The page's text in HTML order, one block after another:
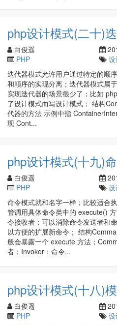
php设计模式(二十)
白俊遥
PHP
迭代器模式允许用户通过特定的顺
和顺序的实现分离；迭代器模式属
实现迭代器的场景很少了；比如
了设计模式而写设计模式； 结构
代器的方法 示例中指
现 Cont...
php设计模式(十九)
白俊遥
PHP
命令模式就和名字一样；比较适合
管调用具体命令类中的 execute()
令接收者；可以消除命令发送者和
以方便的扩展新命令； 结构
般会暴露一个 execute 方法；
者；Invoker：命令...
php设计模式(十八)
白俊遥
PHP